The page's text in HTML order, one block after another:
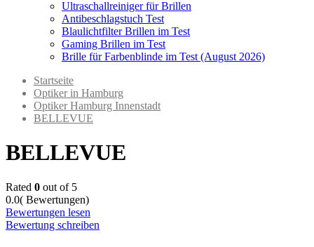
Ultraschallreiniger für Brillen
Antibeschlagstuch Test
Blaulichtfilter Brillen im Test
Gaming Brillen im Test
Brille für Farbenblinde im Test (August 2026)
Startseite
Optiker in Hamburg
Optiker Hamburg Innenstadt
BELLEVUE
BELLEVUE
Rated 0 out of 5
0.0( Bewertungen)
Bewertungen lesen
Bewertung schreiben